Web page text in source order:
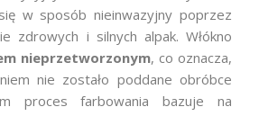
w sposób nieinwazyjny poprzez
zdrowych i silnych alpak. Włókno
nieprzetworzonym, co oznacza,
nie zostało poddane obróbce
proces farbowania bazuje na